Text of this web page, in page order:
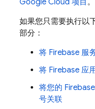
Google Cloud 项目 。
如果您只需要执行以
部分：
将 Firebase 服
将 Firebase 应
将您的
号关联